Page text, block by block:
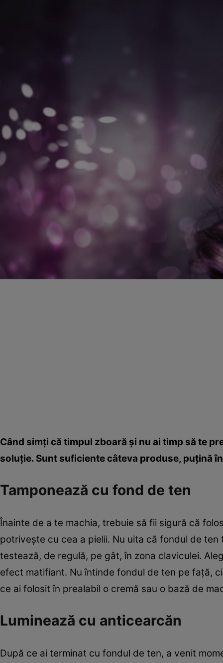
Când simţi că timpul zboară şi nu ai timp să te
soluţie. Sunt suficiente câteva produse, puţină
Tamponează cu fond de ten
Înainte de a te machia, trebuie să fii sigură că
potriveşte cu cea a pielii. Nu uita că fondul de
testează, de regulă, pe gât, în zona claviculei.
efect matifiant. Nu întinde fondul de ten pe faţă,
ce ai folosit în prealabil o cremă sau o bază de
Luminează cu anticearcăn
După ce ai terminat cu fondul de ten, a venit